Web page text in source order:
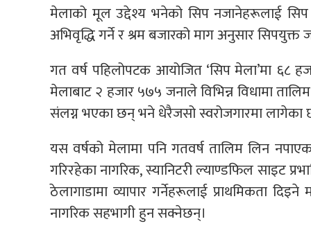
मेलाको मूल उद्देश्य भनेको सिप नजानेहरूलाई
अभिवृद्धि गर्ने र श्रम बजारको माग अनुसार सिपयुक्त
गत वर्ष पहिलोपटक आयोजित ‘सिप मेला’मा ६८
मेलाबाट २ हजार ५७५ जनाले विभिन्न विधामा
संलग्न भएका छन् भने धेरैजसो स्वरोजगारमा लागेका
यस वर्षको मेलामा पनि गतवर्ष तालिम लिन
गरिरहेका नागरिक, स्यानिटरी ल्याण्डफिल साइट
ठेलागाडामा व्यापार गर्नेहरूलाई प्राथमिकता
नागरिक सहभागी हुन सक्नेछन्।